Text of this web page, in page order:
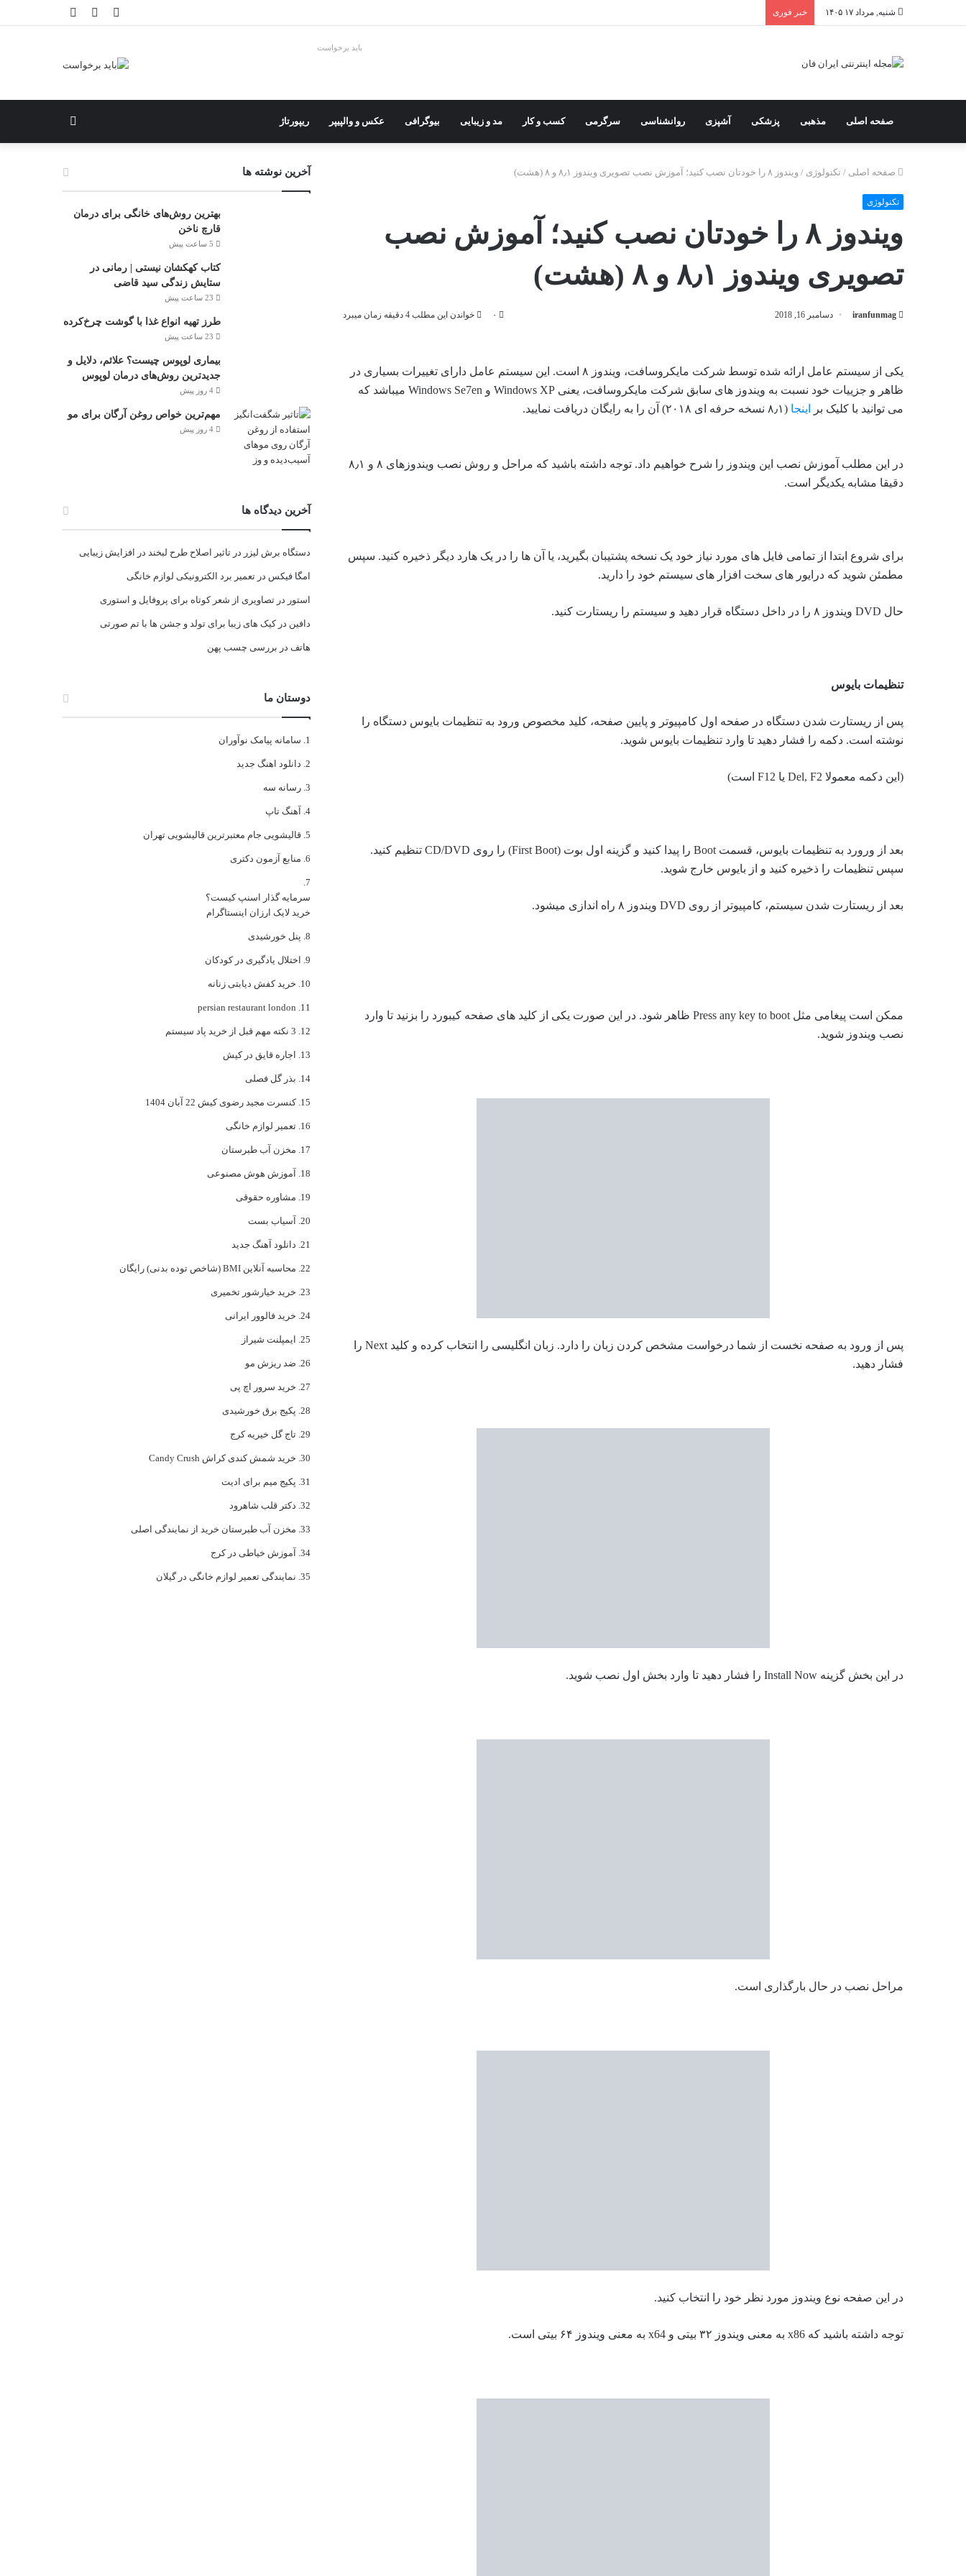
شنبه, مرداد ۱۷ ۱۴۰۵ خبر فوری نوشته ورود
باید برخواست
صفحه اصلی مذهبی پزشکی آشپزی روانشناسی سرگرمی کسب و کار مد و زیبایی بیوگرافی عکس و والپیپر ریپورتاژ
صفحه اصلی / تکنولوژی / ویندوز ۸ را خودتان نصب کنید؛ آموزش نصب تصویری ویندوز ۸٫۱ و ۸ (هشت)
تکنولوژی
ویندوز ۸ را خودتان نصب کنید؛ آموزش نصب
تصویری ویندوز ۸٫۱ و ۸ (هشت)
iranfunmag دسامبر 16, 2018 ۰ خواندن این مطلب 4 دقیقه زمان میبرد
یکی از سیستم عامل ارائه شده توسط شرکت مایکروسافت، ویندوز ۸ است. این سیستم عامل دارای تغییرات بسیاری در
ظاهر و جزییات خود نسبت به ویندوز های سابق شرکت مایکروسافت، یعنی Windows XP و Windows Se7en میباشد که
می توانید با کلیک بر
اینجا (۸٫۱ نسخه حرفه ای ۲۰۱۸) آن را به رایگان دریافت نمایید.
در این مطلب آموزش نصب این ویندوز را شرح خواهیم داد. توجه داشته باشید که مراحل و روش نصب ویندوزهای ۸ و ۸٫۱
دقیقا مشابه یکدیگر است.
برای شروع ابتدا از تمامی فایل های مورد نیاز خود یک نسخه پشتیبان بگیرید، یا آن ها را در یک هارد دیگر ذخیره کنید. سپس
مطمئن شوید که درایور های سخت افزار های سیستم خود را دارید.
حال DVD ویندوز ۸ را در داخل دستگاه قرار دهید و سیستم را ریستارت کنید.
تنظیمات بایوس
پس از ریستارت شدن دستگاه در صفحه اول کامپیوتر و پایین صفحه، کلید مخصوص ورود به تنظیمات بایوس دستگاه را
نوشته است. دکمه را فشار دهید تا وارد تنظیمات بایوس شوید.
(این دکمه معمولا Del, F2 یا F12 است)
بعد از ورورد به تنظیمات بایوس، قسمت Boot را پیدا کنید و گزینه اول بوت (First Boot) را روی CD/DVD تنظیم کنید.
سپس تنظیمات را ذخیره کنید و از بایوس خارج شوید.
بعد از ریستارت شدن سیستم، کامپیوتر از روی DVD ویندوز ۸ راه اندازی میشود.
ممکن است پیغامی مثل Press any key to boot ظاهر شود. در این صورت یکی از کلید های صفحه کیبورد را بزنید تا وارد
نصب ویندوز شوید.
پس از ورود به صفحه نخست از شما درخواست مشخص کردن زبان را دارد. زبان انگلیسی را انتخاب کرده و کلید Next را
فشار دهید.
در این بخش گزینه Install Now را فشار دهید تا وارد بخش اول نصب شوید.
مراحل نصب در حال بارگذاری است.
در این صفحه نوع ویندوز مورد نظر خود را انتخاب کنید.
توجه داشته باشید که x86 به معنی ویندوز ۳۲ بیتی و x64 به معنی ویندوز ۶۴ بیتی است.
آخرین نوشته ها
بهترین روش‌های خانگی برای درمان
قارچ ناخن
5 ساعت پیش
کتاب کهکشان نیستی | رمانی در
ستایش زندگی سید قاضی
23 ساعت پیش
طرز تهیه انواع غذا با گوشت چرخ‌کرده
23 ساعت پیش
بیماری لوپوس چیست؟ علائم، دلایل و
جدیدترین روش‌های درمان لوپوس
4 روز پیش
مهم‌ترین خواص روغن آرگان برای مو
4 روز پیش
آخرین دیدگاه ها
دستگاه برش لیزر درتاثیر اصلاح طرح لبخند در افزایش زیبایی
امگا فیکس درتعمیر برد الکترونیکی لوازم خانگی
استور درتصاویری از شعر کوتاه برای پروفایل و استوری
دافین درکیک های زیبا برای تولد و جشن ها با تم صورتی
هاتف در بررسی چسب پهن
دوستان ما
سامانه پیامک نوآوران
دانلود اهنگ جدید
رسانه سه
آهنگ تاپ
قالیشویی جام معتبرترین قالیشویی تهران
منابع آزمون دکتری
سرمایه گذار اسنپ کیست؟
خرید لایک ارزان اینستاگرام
پنل خورشیدی
اختلال یادگیری در کودکان
خرید کفش دیابتی زنانه
persian restaurant london
3 نکته مهم قبل از خرید پاد سیستم
اجاره قایق در کیش
بذر گل فصلی
کنسرت مجید رضوی کیش 22 آبان 1404
تعمیر لوازم خانگی
مخزن آب طبرستان
آموزش هوش مصنوعی
مشاوره حقوقی
آسیاب بست
دانلود آهنگ جدید
محاسبه آنلاین BMI (شاخص توده بدنی) رایگان
خرید خیارشور تخمیری
خرید فالوور ایرانی
ایمپلنت شیراز
ضد ریزش مو
خرید سرور اچ پی
پکیج برق خورشیدی
تاج گل خیریه کرج
خرید شمش کندی کراش Candy Crush
پکیج میم برای ادیت
دکتر قلب شاهرود
مخزن آب طبرستان خرید از نمایندگی اصلی
آموزش خیاطی در کرج
نمایندگی تعمیر لوازم خانگی در گیلان